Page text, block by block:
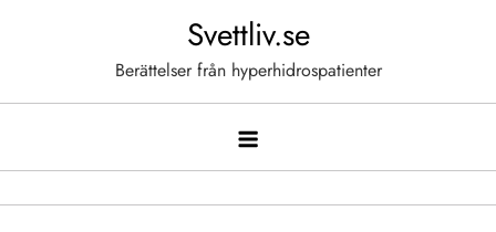
Svettliv.se
Berättelser från hyperhidrospatienter